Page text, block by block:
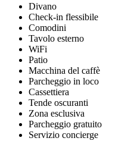
Divano
Check-in flessibile
Comodini
Tavolo esterno
WiFi
Patio
Macchina del caffè
Parcheggio in loco
Cassettiera
Tende oscuranti
Zona esclusiva
Parcheggio gratuito
Servizio concierge